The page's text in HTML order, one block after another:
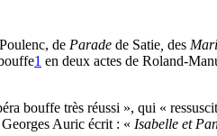
de Parade de Satie des
1 en deux actes de Roland-
bouffe très réussi », qui «
Georges Auric écrit : « Isabelle et